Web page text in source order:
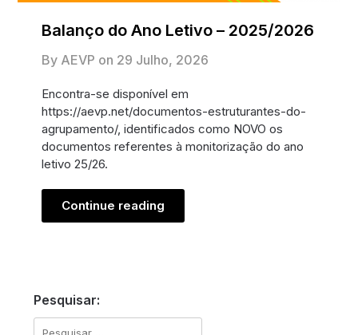
Balanço do Ano Letivo – 2025/2026
By AEVP on 29 Julho, 2026
Encontra-se disponível em
https://aevp.net/documentos-estruturantes-do-
agrupamento/, identificados como NOVO os
documentos referentes à monitorização do ano
letivo 25/26.
Continue reading
Pesquisar:
Pesquisar